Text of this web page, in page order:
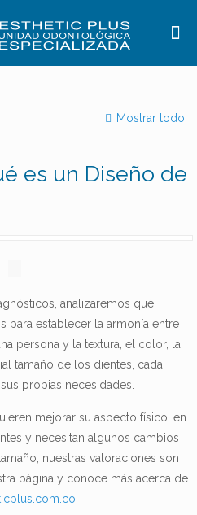
Mostrar todo
es un Diseño de
analizaremos qué
para establecer la armonía entre
persona y la textura, el color, la
tamaño de los dientes, cada
propias necesidades.
mejorar su aspecto físico, en
y necesitan algunos cambios
nuestras valoraciones son
página y conoce más acerca de